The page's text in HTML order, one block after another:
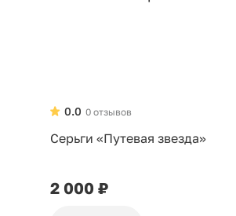
0 отзывов
0.0
Серьги «Путевая звезда»
2 000 ₽